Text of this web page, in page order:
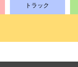
トラック